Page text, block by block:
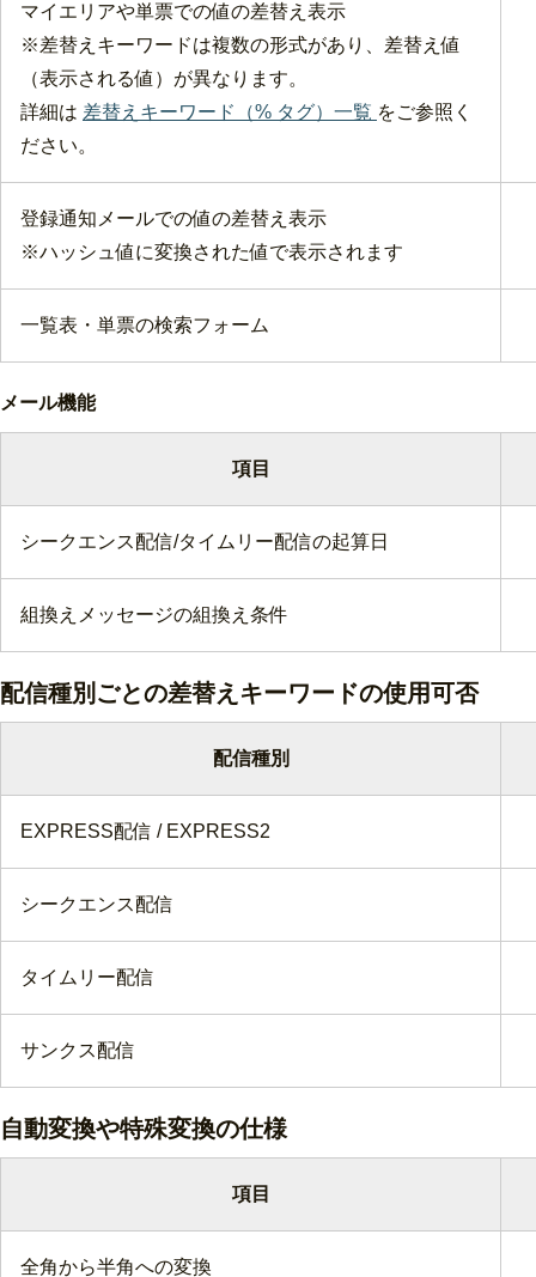
マイエリアや単票での値の差替え表示
※差替えキーワードは複数の形式があり、差替え値
（表示される値）が異なります。
詳細は 差替えキーワード（% タグ）一覧 をご参照く
ださい。
登録通知メールでの値の差替え表示
※ハッシュ値に変換された値で表示されます
一覧表・単票の検索フォーム
メール機能
項目
シークエンス配信/タイムリー配信の起算日
組換えメッセージの組換え条件
配信種別ごとの差替えキーワードの使用可否
配信種別
EXPRESS配信 / EXPRESS2
シークエンス配信
タイムリー配信
サンクス配信
自動変換や特殊変換の仕様
項目
全角から半角への変換